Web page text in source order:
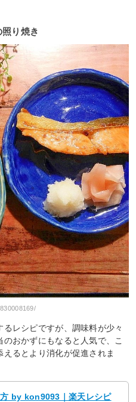
り焼き
レシピですが、調味料が少々
おかずにもなると人気で、こ
るとより消化が促進されま
by kon9093｜楽天レシピ